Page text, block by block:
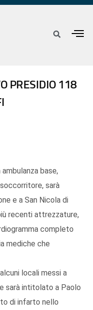
PRESIDIO 118
base,
sarà
e a San Nicola di
recenti attrezzature,
completo
mediche che
locali messi a
sarà intitolato a Paolo
di infarto nello